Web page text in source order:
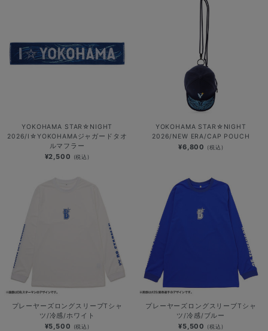
YOKOHAMA STAR☆NIGHT
2026/I☆YOKOHAMAジャガードタオ
ルマフラー
¥2,500 (税込)
YOKOHAMA STAR☆NIGHT
2026/NEW ERA/CAP POUCH
¥6,800 (税込)
プレーヤーズロングスリーブTシャ
ツ/冷感/ホワイト
¥5,500 (税込)
プレーヤーズロングスリーブTシャ
ツ/冷感/ブルー
¥5,500 (税込)